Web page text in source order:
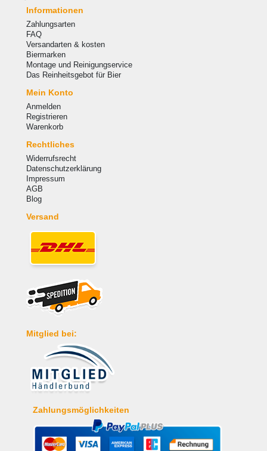
Informationen
Zahlungsarten
FAQ
Versandarten & kosten
Biermarken
Montage und Reinigungservice
Das Reinheitsgebot für Bier
Mein Konto
Anmelden
Registrieren
Warenkorb
Rechtliches
Widerrufsrecht
Datenschutzerklärung
Impressum
AGB
Blog
Versand
Mitglied bei:
Zahlungsmöglichkeiten